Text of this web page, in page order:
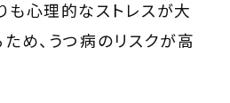
も心理的なストレスが大
め、うつ病のリスクが高